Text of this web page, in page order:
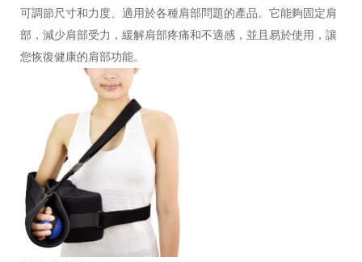
可調節尺寸和力度、適用於各種肩部問題的產品。它能夠固定肩
部，減少肩部受力，緩解肩部疼痛和不適感，並且易於使用，讓
您恢復健康的肩部功能。